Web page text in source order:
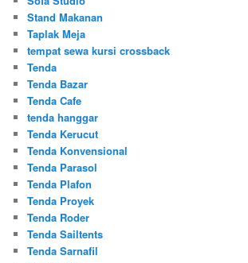
Stand Makanan
Taplak Meja
tempat sewa kursi crossback
Tenda
Tenda Bazar
Tenda Cafe
tenda hanggar
Tenda Kerucut
Tenda Konvensional
Tenda Parasol
Tenda Plafon
Tenda Proyek
Tenda Roder
Tenda Sailtents
Tenda Sarnafil